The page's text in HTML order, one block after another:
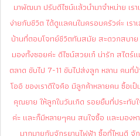
มาพัฒนา ปรับดีไซน์แล้วนำมาจำหน่าย เ
ง่ายกับชีวิต ได้ดูแลคนในครอบครัวค่ะ เร
บ้านที่ตอบโจทย์ชีวิตทันสมัย สะดวกสบา
มองทั้งซอยค่ะ ดีไซน์สวยเก๋ น่ารัก สไตร์
ตลาด ขับไป 7-11 ขับไปส่งลูก หลาน คนที่
โออิ ของเราดีใจคือ มีลูกค้าหลายคน ซื้อเ
คุณยาย ให้ลูกในวันเกิด รอยยิ้มที่ประทับ
ค่ะ และก็มีหลายๆคน สนใจซื้อ และมองห
มากมายกับจักรยานไฟฟ้า ซื้อที่ไหนดี จั